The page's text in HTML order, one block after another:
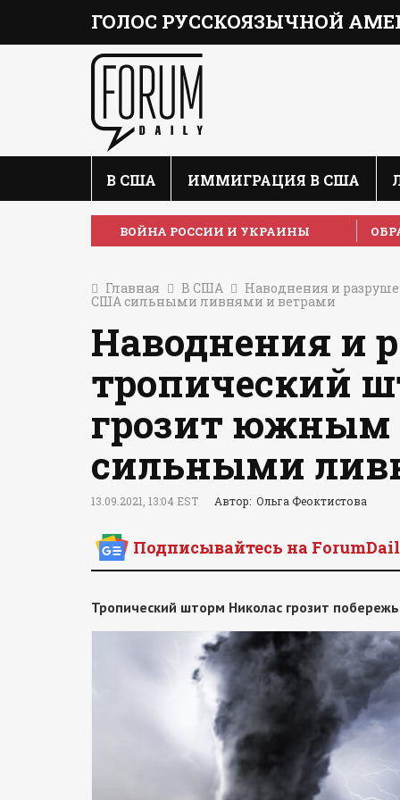
ГОЛОС РУССКОЯЗЫЧНОЙ
В США ИММИГРАЦИЯ В США
ВОЙНА РОССИИ И УКРАИНЫ
Главная В США Наводнения и
США сильными ливнями и ветрами
Наводнения и
тропический
грозит южным
сильными
13.09.2021, 13:04 EST Автор: Ольга Феоктистова
Подписывайтесь на
Тропический шторм Николас грозит